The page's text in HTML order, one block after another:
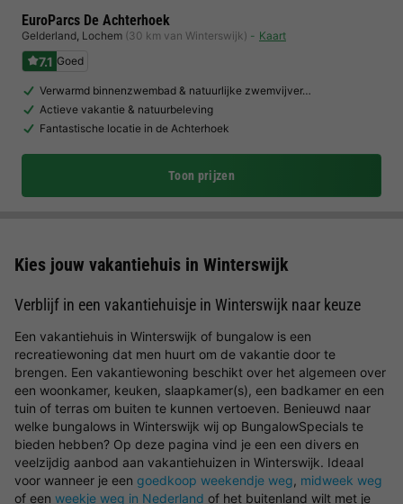
EuroParcs De Achterhoek
Gelderland, Lochem (30 km van Winterswijk) Kaart
7.1 Goed
Verwarmd binnenzwembad & natuurlijke zwemvijver…
Actieve vakantie & natuurbeleving
Fantastische locatie in de Achterhoek
Toon prijzen
Kies jouw vakantiehuis in Winterswijk
Verblijf in een vakantiehuisje in Winterswijk naar keuze
Een vakantiehuis in Winterswijk of bungalow is een
recreatiewoning dat men huurt om de vakantie door te
brengen. Een vakantiewoning beschikt over het algemeen over
een woonkamer, keuken, slaapkamer(s), een badkamer en een
tuin of terras om buiten te kunnen vertoeven. Benieuwd naar
welke bungalows in Winterswijk wij op BungalowSpecials te
bieden hebben? Op deze pagina vind je een een divers en
veelzijdig aanbod aan vakantiehuizen in Winterswijk. Ideaal
voor wanneer je een goedkoop weekendje weg, midweek weg
of een weekje weg in Nederland of het buitenland wilt met je